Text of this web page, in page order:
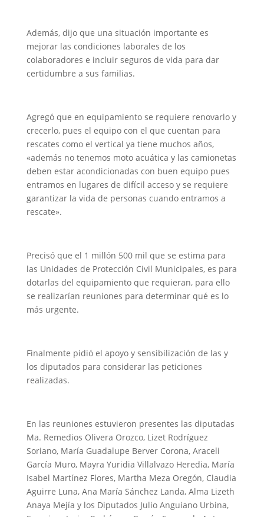
Además, dijo que una situación importante es
mejorar las condiciones laborales de los
colaboradores e incluir seguros de vida para dar
certidumbre a sus familias.
Agregó que en equipamiento se requiere renovarlo y
crecerlo, pues el equipo con el que cuentan para
rescates como el vertical ya tiene muchos años,
«además no tenemos moto acuática y las camionetas
deben estar acondicionadas con buen equipo pues
entramos en lugares de difícil acceso y se requiere
garantizar la vida de personas cuando entramos a
rescate».
Precisó que el 1 millón 500 mil que se estima para
las Unidades de Protección Civil Municipales, es para
dotarlas del equipamiento que requieran, para ello
se realizarían reuniones para determinar qué es lo
más urgente.
Finalmente pidió el apoyo y sensibilización de las y
los diputados para considerar las peticiones
realizadas.
En las reuniones estuvieron presentes las diputadas
Ma. Remedios Olivera Orozco, Lizet Rodríguez
Soriano, María Guadalupe Berver Corona, Araceli
García Muro, Mayra Yuridia Villalvazo Heredia, María
Isabel Martínez Flores, Martha Meza Oregón, Claudia
Aguirre Luna, Ana María Sánchez Landa, Alma Lizeth
Anaya Mejía y los Diputados Julio Anguiano Urbina,